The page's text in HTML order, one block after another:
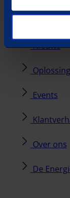
Nieuws
Events
Over ons
De